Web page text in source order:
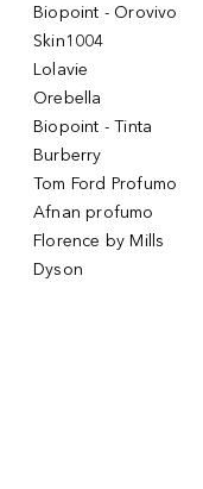
Biopoint - Orovivo
Skin1004
Lolavie
Orebella
Biopoint - Tinta
Burberry
Tom Ford Profumo
Afnan profumo
Florence by Mills
Dyson